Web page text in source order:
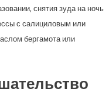
снятия зуда на ночь
с салициловым или
бергамота или